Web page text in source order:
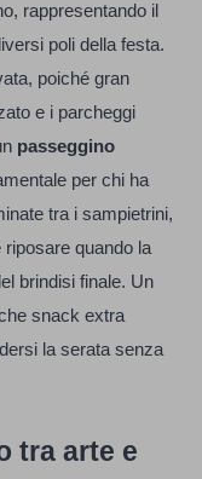
rappresentando il
poli della festa.
poiché gran
e i parcheggi
passeggino
per chi ha
tra i sampietrini,
quando la
brindisi finale. Un
snack extra
la serata senza
tra arte e